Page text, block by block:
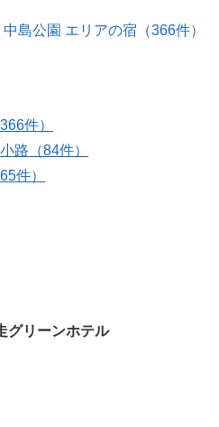
島公園 エリアの宿（366件）
件）
路（84件）
件）
グリーンホテル